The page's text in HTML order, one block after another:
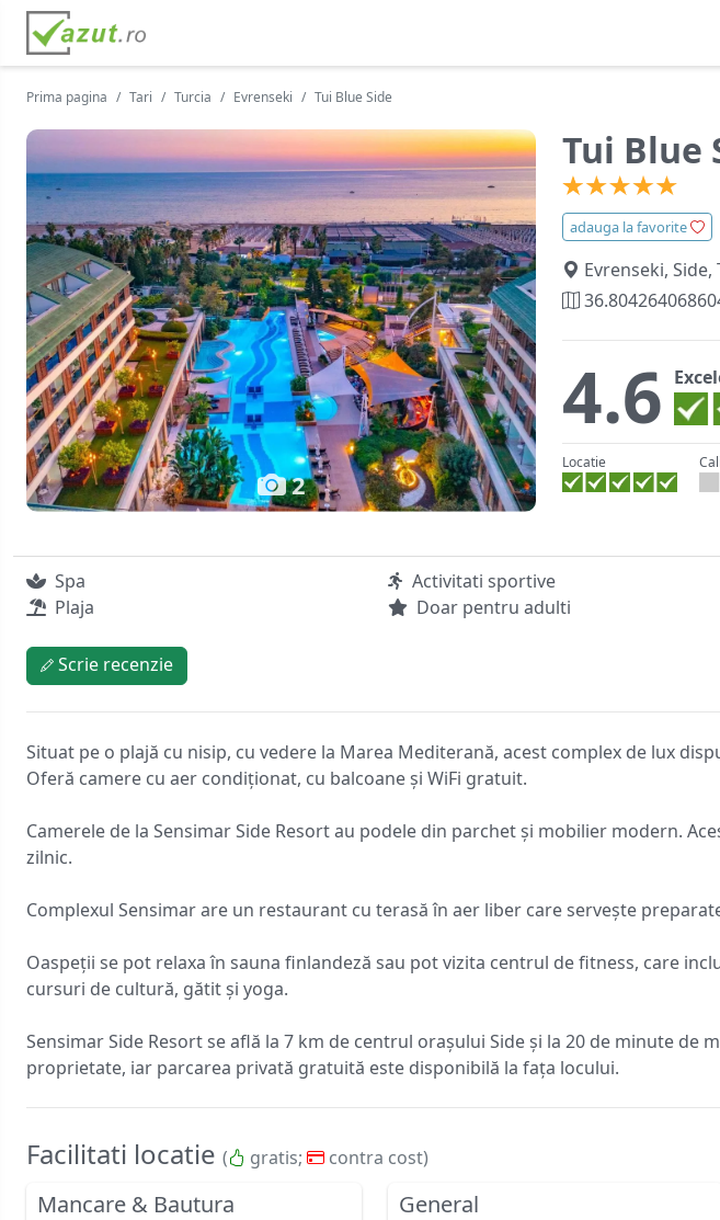
Prima pagina Tari Turcia Evrenseki Tui Blue Side
2
Tui Blue
adauga la favorite
Evrenseki, Side,
4.6
Locatie
Spa Activitati sportive
Plaja
Doar pentru adulti
Scrie recenzie
Situat pe o plajă cu nisip, cu vedere la Marea Mediterană, acest complex de lux
Oferă camere cu aer condiționat, cu balcoane și WiFi gratuit.
Camerele de la Sensimar Side Resort au podele din parchet și mobilier modern.
zilnic.
Complexul Sensimar are un restaurant cu terasă în aer liber care servește
Oaspeții se pot relaxa în sauna finlandeză sau pot vizita centrul de fitness, care
cursuri de cultură, gătit și yoga.
Sensimar Side Resort se află la 7 km de centrul orașului Side și la 20 de minute
proprietate, iar parcarea privată gratuită este disponibilă la fața locului.
Facilitati locatie ( gratis; contra cost)
Mancare & Bautura General